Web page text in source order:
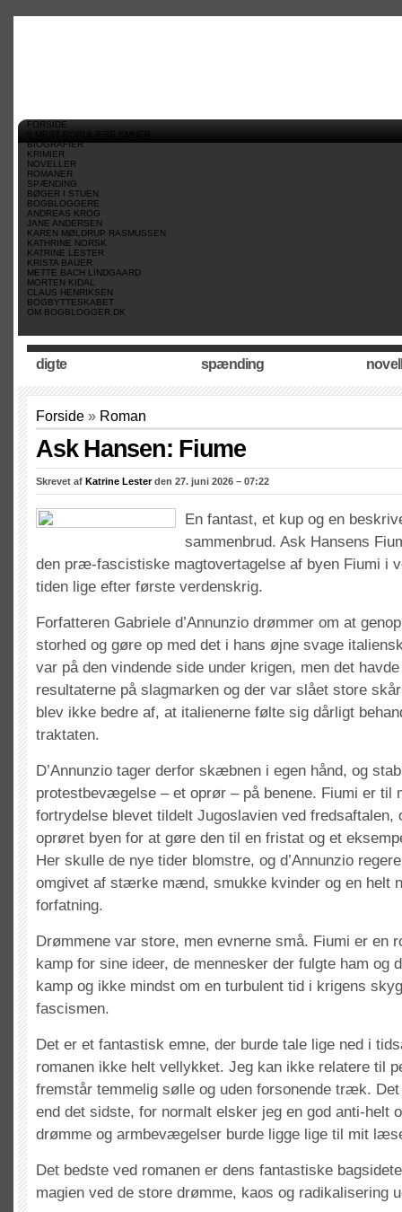
FORSIDE
5 MEST POPULÆRE EMNER
BIOGRAFIER
KRIMIER
NOVELLER
ROMANER
SPÆNDING
BØGER I STUEN
BOGBLOGGERE
ANDREAS KROG
JANE ANDERSEN
KAREN MØLDRUP RASMUSSEN
KATHRINE NORSK
KATRINE LESTER
KRISTA BAUER
METTE BACH LINDGAARD
MORTEN KIDAL
CLAUS HENRIKSEN
BOGBYTTESKABET
OM BOGBLOGGER.DK
digte spænding
Forside » Roman
Ask Hansen: Fiume
Skrevet af Katrine Lesterden 27. juni 2026 – 07:22
En fantast, et kup og en
sammenbrud. Ask Hansens
den præ-fascistiske magtovertagelse af byen Fiumi i
tiden lige efter første verdenskrig.
Forfatteren Gabriele d’Annunzio drømmer om at
storhed og gøre op med det i hans øjne svage
var på den vindende side under krigen, men det
resultaterne på slagmarken og der var slået store
blev ikke bedre af, at italienerne følte sig dårligt
traktaten.
D’Annunzio tager derfor skæbnen i egen hånd, og
protestbevægelse – et oprør – på benene. Fiumi er til
fortrydelse blevet tildelt Jugoslavien ved fredsaftalen,
oprøret byen for at gøre den til en fristat og et
Her skulle de nye tider blomstre, og d’Annunzio
omgivet af stærke mænd, smukke kvinder og en helt
forfatning.
Drømmene var store, men evnerne små. Fiumi er en
kamp for sine ideer, de mennesker der fulgte ham og
kamp og ikke mindst om en turbulent tid i krigens
fascismen.
Det er et fantastisk emne, der burde tale lige ned i
romanen ikke helt vellykket. Jeg kan ikke relatere til
fremstår temmelig sølle og uden forsonende træk.
end det sidste, for normalt elsker jeg en god anti-helt
drømme og armbevægelser burde ligge lige til mit
Det bedste ved romanen er dens fantastiske
magien ved de store drømme, kaos og radikalisering